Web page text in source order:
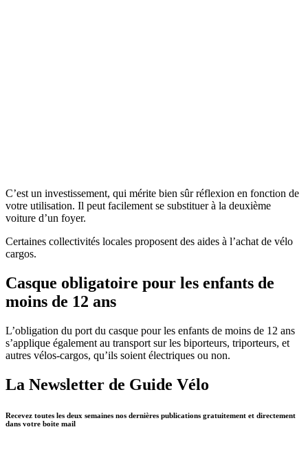
C’est un investissement, qui mérite bien sûr réflexion en fonction de
votre utilisation. Il peut facilement se substituer à la deuxième
voiture d’un foyer.
Certaines collectivités locales proposent des aides à l’achat de vélo
cargos.
Casque obligatoire pour les enfants de
moins de 12 ans
L’obligation du port du casque pour les enfants de moins de 12 ans
s’applique également au transport sur les biporteurs, triporteurs, et
autres vélos-cargos, qu’ils soient électriques ou non.
La Newsletter de Guide Vélo
Recevez toutes les deux semaines nos dernières publications gratuitement et directement
dans votre boite mail